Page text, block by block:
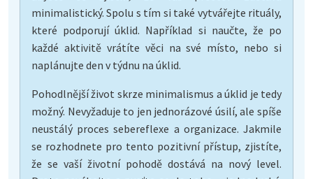
minimalistický. Spolu s tím si také vytvářejte rituály,
které podporují úklid. Například si naučte, že po
každé aktivitě vrátíte věci na své místo, nebo si
naplánujte den v týdnu na úklid.
Pohodlnější život skrze minimalismus a úklid je tedy
možný. Nevyžaduje to jen jednorázové úsilí, ale spíše
neustálý proces sebereflexe a organizace. Jakmile
se rozhodnete pro tento pozitivní přístup, zjistíte,
že se vaší životní pohodě dostává na nový level.